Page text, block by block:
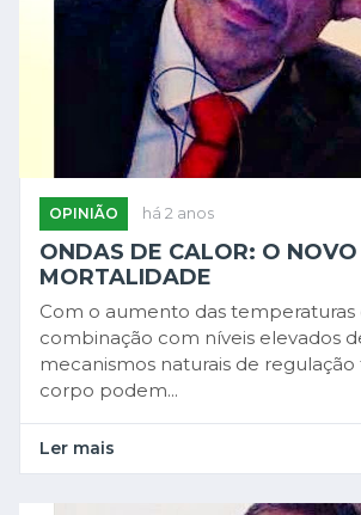
OPINIÃO há 2 anos
ONDAS DE CALOR: O
MORTALIDADE
Com o aumento das temperaturas
combinação com níveis elevados
mecanismos naturais de
corpo podem...
Ler mais